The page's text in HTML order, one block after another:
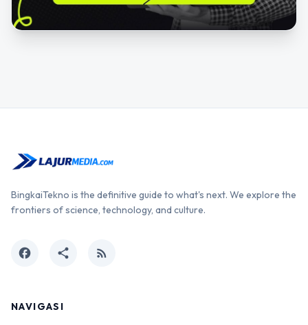
BingkaiTekno is the definitive guide to what's next. We explore the
frontiers of science, technology, and culture.
facebook share rss_feed
NAVIGASI